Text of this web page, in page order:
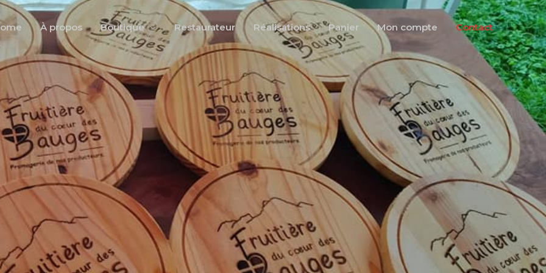
À propos Boutique Restaurateur Réalisations Panier Mon compte Contact